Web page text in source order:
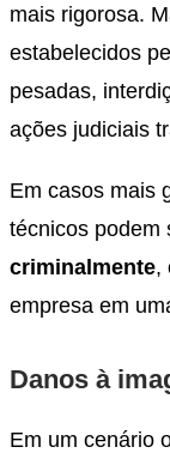
mais rigorosa.
estabelecidos
pesadas,
ações judiciais
Em casos mais
técnicos podem
criminalmente,
empresa em
Danos à
Em um cenário